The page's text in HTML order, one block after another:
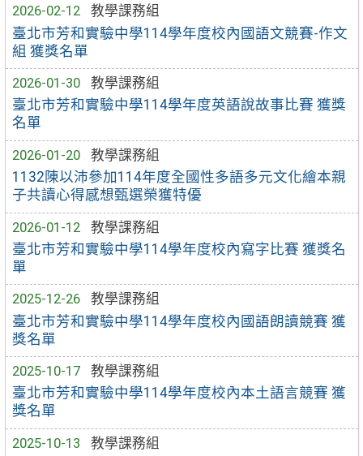
2026-02-12
教學課務組
臺北市芳和實驗中學114學年度校內國語文競賽-作文
組 獲獎名單
2026-01-30
教學課務組
臺北市芳和實驗中學114學年度英語說故事比賽 獲獎
名單
2026-01-20
教學課務組
1132陳以沛參加114年度全國性多語多元文化繪本親
子共讀心得感想甄選榮獲特優
2026-01-12
教學課務組
臺北市芳和實驗中學114學年度校內寫字比賽 獲獎名
單
2025-12-26
教學課務組
臺北市芳和實驗中學114學年度校內國語朗讀競賽 獲
獎名單
2025-10-17
教學課務組
臺北市芳和實驗中學114學年度校內本土語言競賽 獲
獎名單
2025-10-13
教學課務組